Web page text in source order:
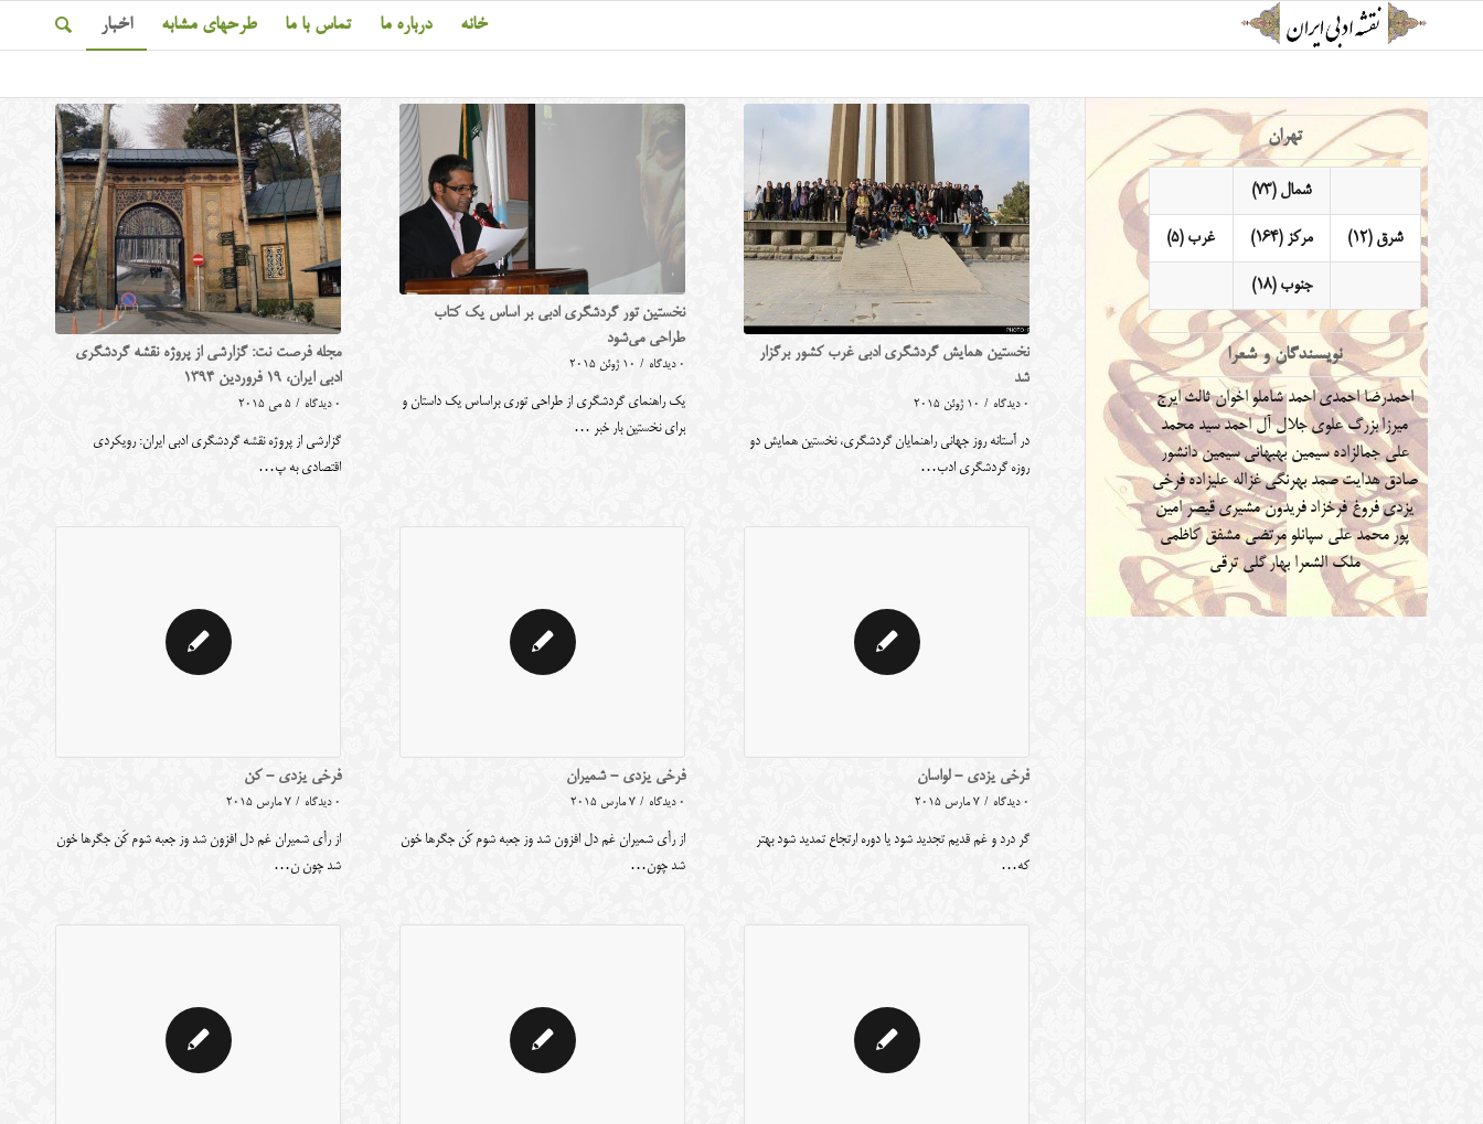
خانه درباره ما تماس با ما طرحهای مشابه اخبار
نخستین همایش گردشگری ادبی غرب کشور برگزار
شد
0 دیدگاه / 10 ژوئن 2015
در آستانه روز جهانی راهنمایان گردشگری، نخستین همایش دو
روزه گردشگری ادب…
نخستین تور گردشگری ادبی بر اساس یک کتاب
طراحی می‌شود
0 دیدگاه / 10 ژوئن 2015
یک راهنمای گردشگری از طراحی توری براساس یک داستان و
برای نخستین بار خبر …
مجله فرصت نت: گزارشی از پروژه نقشه گردشگری
ادبی ایران، 19 فروردین 1394
0 دیدگاه / 5 می 2015
گزارشی از پروژه نقشه گردشگری ادبی ایران: رویکردی
اقتصادی به پ…
فرخی یزدی - لواسان
0 دیدگاه / 7 مارس 2015
گر درد و غم قدیم تجدید شود یا دوره ارتجاع تمدید شود بهتر
که…
فرخی یزدی - شمیران
0 دیدگاه / 7 مارس 2015
از رأی شمیران غم دل افزون شد وز جعبه شوم کَن جگرها خون
شد چون…
فرخی یزدی - کن
0 دیدگاه / 7 مارس 2015
از رأی شمیران غم دل افزون شد وز جعبه شوم کَن جگرها خون
شد چون ن…
تهران
شمال (73)
شرق (12) مرکز (164) غرب (5)
جنوب (18)
نویسندگان و شعرا
احمدرضا احمدیاحمد شاملواخوان ثالث ایرج
میرزابزرگ علوی جلال آل احمد سید محمد
علی جمالزاده سیمین بهبهانیسیمین دانشور
صادق هدایتصمد بهرنگیغزاله علیزادهفرخی
یزدیفروغ فرخزاد فریدون مشیری قیصر امین
پور محمد علی سپانلو مرتضی مشفق کاظمی
ملک الشعرا بهارگلی ترقی